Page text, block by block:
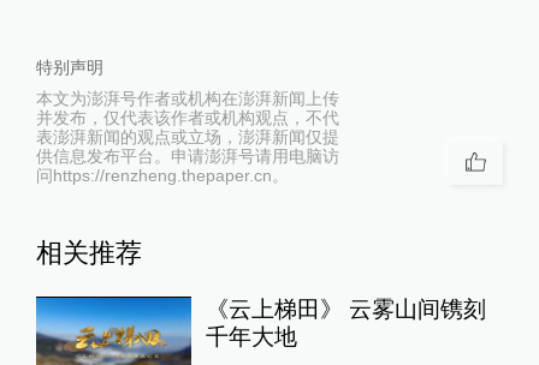
特别声明
本文为澎湃号作者或机构在澎湃新闻上传
并发布，仅代表该作者或机构观点，不代
表澎湃新闻的观点或立场，澎湃新闻仅提
供信息发布平台。申请澎湃号请用电脑访
问https://renzheng.thepaper.cn。
相关推荐
《云上梯田》 云雾山间镌刻
千年大地